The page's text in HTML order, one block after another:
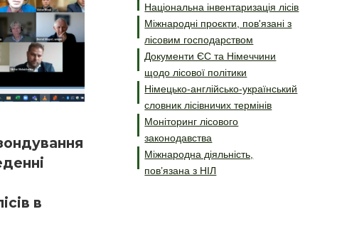
в
Національна інвентаризація лісів
Міжнародні проєкти, пов'язані з
лісовим господарством
Документи ЄС та Німеччини
щодо лісової політики
Німецько-англійсько-український
словник лісівничих термінів
Моніторинг лісового
законодавства
Міжнародна діяльність,
пов’язана з НІЛ